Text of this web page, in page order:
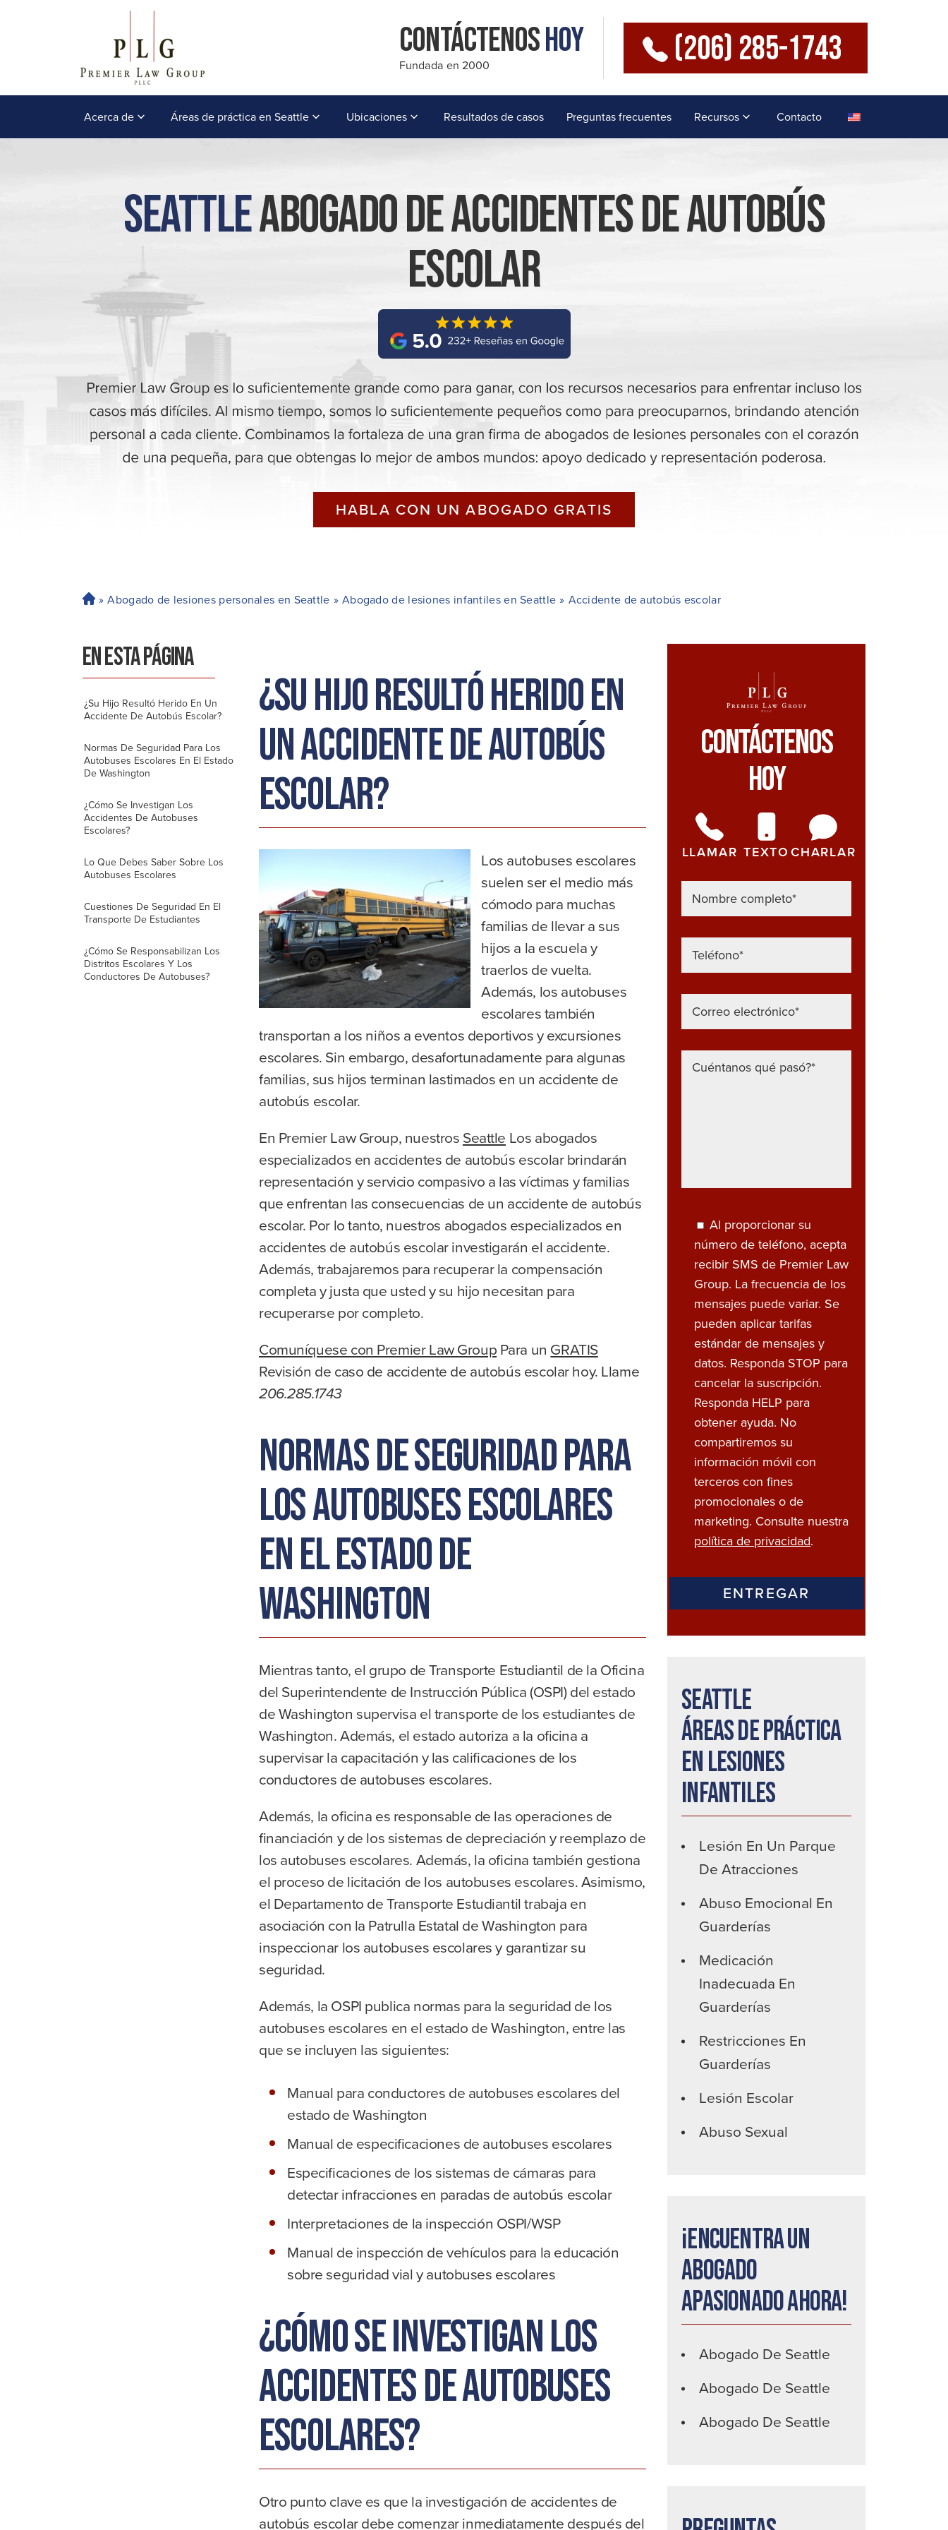
ContáctenosHoy
Fundada en 2000 (206) 285-1743
Acerca de Áreas de práctica en Seattle Ubicaciones Resultados de casos Preguntas frecuentes Recursos Contacto
SeattleAbogado De Accidentes De Autobús
Escolar
HABLA CON UN ABOGADO GRATIS
H
r
» Abogado de lesiones personales en Seattle » Abogado de lesiones infantiles en Seattle » Accidente de autobús escolar
EN ESTA PÁGINA
¿Su Hijo Resultó Herido En Un
Accidente De Autobús Escolar?
Normas De Seguridad Para Los
Autobuses Escolares En El Estado
De Washington
¿Cómo Se Investigan Los
Accidentes De Autobuses
Escolares?
Lo Que Debes Saber Sobre Los
Autobuses Escolares
Cuestiones De Seguridad En El
Transporte De Estudiantes
¿Cómo Se Responsabilizan Los
Distritos Escolares Y Los
Conductores De Autobuses?
¿Su hijo resultó herido en
un accidente de autobús
escolar?
Los autobuses escolares
suelen ser el medio más
cómodo para muchas
familias de llevar a sus
hijos a la escuela y
traerlos de vuelta.
Además, los autobuses
escolares también
transportan a los niños a eventos deportivos y excursiones
escolares. Sin embargo, desafortunadamente para algunas
familias, sus hijos terminan lastimados en un accidente de
autobús escolar.
En Premier Law Group, nuestros Seattle Los abogados
especializados en accidentes de autobús escolar brindarán
representación y servicio compasivo a las víctimas y familias
que enfrentan las consecuencias de un accidente de autobús
escolar. Por lo tanto, nuestros abogados especializados en
accidentes de autobús escolar investigarán el accidente.
Además, trabajaremos para recuperar la compensación
completa y justa que usted y su hijo necesitan para
recuperarse por completo.
Comuníquese con Premier Law Group Para un GRATIS
Revisión de caso de accidente de autobús escolar hoy. Llame
206.285.1743
Normas de seguridad para
los autobuses escolares
en el estado de
Washington
Mientras tanto, el grupo de Transporte Estudiantil de la Oficina
del Superintendente de Instrucción Pública (OSPI) del estado
de Washington supervisa el transporte de los estudiantes de
Washington. Además, el estado autoriza a la oficina a
supervisar la capacitación y las calificaciones de los
conductores de autobuses escolares.
Además, la oficina es responsable de las operaciones de
financiación y de los sistemas de depreciación y reemplazo de
los autobuses escolares. Además, la oficina también gestiona
el proceso de licitación de los autobuses escolares. Asimismo,
el Departamento de Transporte Estudiantil trabaja en
asociación con la Patrulla Estatal de Washington para
inspeccionar los autobuses escolares y garantizar su
seguridad.
Además, la OSPI publica normas para la seguridad de los
autobuses escolares en el estado de Washington, entre las
que se incluyen las siguientes:
Manual para conductores de autobuses escolares del
estado de Washington
Manual de especificaciones de autobuses escolares
Especificaciones de los sistemas de cámaras para
detectar infracciones en paradas de autobús escolar
Interpretaciones de la inspección OSPI/WSP
Manual de inspección de vehículos para la educación
sobre seguridad vial y autobuses escolares
¿Cómo se investigan los
accidentes de autobuses
escolares?
Otro punto clave es que la investigación de accidentes de
autobús escolar debe comenzar inmediatamente después del
Contáctenos
Hoy
LLAMAR TEXTO CHARLAR
Al proporcionar su
número de teléfono, acepta
recibir SMS de Premier Law
Group. La frecuencia de los
mensajes puede variar. Se
pueden aplicar tarifas
estándar de mensajes y
datos. Responda STOP para
cancelar la suscripción.
Responda HELP para
obtener ayuda. No
compartiremos su
información móvil con
terceros con fines
promocionales o de
marketing. Consulte nuestra
política de privacidad.
Seattle
Áreas de práctica
en lesiones
infantiles
Lesión En Un Parque
De Atracciones
Abuso Emocional En
Guarderías
Medicación
Inadecuada En
Guarderías
Restricciones En
Guarderías
Lesión Escolar
Abuso Sexual
¡Encuentra un
abogado
apasionado ahora!
Abogado De Seattle
Abogado De Seattle
Abogado De Seattle